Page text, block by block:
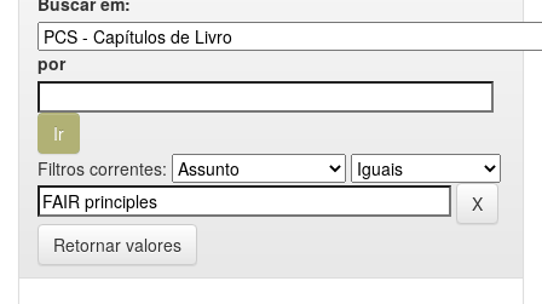
por
Filtros correntes:
Retornar valores